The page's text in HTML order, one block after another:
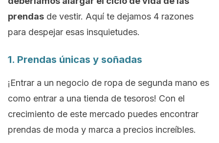
prendas de vestir. Aquí te dejamos 4 razones
para despejar esas insquietudes.
1. Prendas únicas y soñadas
¡Entrar a un negocio de ropa de segunda mano es
como entrar a una tienda de tesoros! Con el
crecimiento de este mercado puedes encontrar
prendas de moda y marca a precios increíbles.